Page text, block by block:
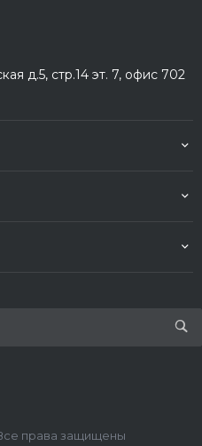
д.5, стр.14 эт. 7, офис 702
права защищены